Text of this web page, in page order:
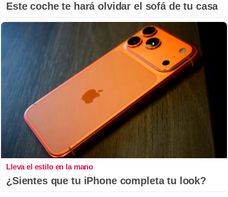
Este coche te hará olvidar el sofá de tu casa
Lleva el estilo en la mano
¿Sientes que tu iPhone completa tu look?